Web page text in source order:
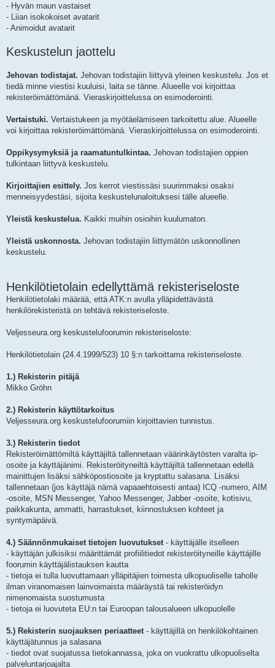
- Hyvän maun vastaiset
- Liian isokokoiset avatarit
- Animoidut avatarit
Keskustelun jaottelu
Jehovan todistajat. Jehovan todistajiin liittyvä yleinen keskustelu. Jos et
tiedä minne viestisi kuuluisi, laita se tänne. Alueelle voi kirjoittaa
rekisteröimättömänä. Vieraskirjoittelussa on esimoderointi.
Vertaistuki. Vertaistukeen ja myötäelämiseen tarkoitettu alue. Alueelle
voi kirjoittaa rekisteröimättömänä. Vieraskirjoittelussa on esimoderointi.
Oppikysymyksiä ja raamatuntulkintaa. Jehovan todistajien oppien
tulkintaan liittyvä keskustelu.
Kirjoittajien esittely. Jos kerrot viestissäsi suurimmaksi osaksi
menneisyydestäsi, sijoita keskustelunaloituksesi tälle alueelle.
Yleistä keskustelua. Kaikki muihin osioihin kuulumaton.
Yleistä uskonnosta. Jehovan todistajiin liittymätön uskonnollinen
keskustelu.
Henkilötietolain edellyttämä rekisteriseloste
Henkilötietolaki määrää, että ATK:n avulla ylläpidettävästä
henkilörekisteristä on tehtävä rekisteriseloste.
Veljesseura.org keskustelufoorumin rekisteriseloste:
Henkilötietolain (24.4.1999/523) 10 §:n tarkoittama rekisteriseloste.
1.) Rekisterin pitäjä
Mikko Gröhn
2.) Rekisterin käyttötarkoitus
Veljesseura.org keskustelufoorumiin kirjoittavien tunnistus.
3.) Rekisterin tiedot
Rekisteröimättömiltä käyttäjiltä tallennetaan väärinkäytösten varalta ip-
osoite ja käyttäjänimi. Rekisteröityneiltä käyttäjiltä tallennetaan edellä
mainittujen lisäksi sähköpostiosoite ja kryptattu salasana. Lisäksi
tallennetaan (jos käyttäjä nämä vapaaehtoisesti antaa) ICQ -numero, AIM
-osoite, MSN Messenger, Yahoo Messenger, Jabber -osoite, kotisivu,
paikkakunta, ammatti, harrastukset, kiinnostuksen kohteet ja
syntymäpäivä.
4.) Säännönmukaiset tietojen luovutukset - käyttäjälle itselleen
- käyttäjän julkisiksi määrittämät profiilitiedot rekisteröityneille käyttäjille
foorumin käyttäjälistauksen kautta
- tietoja ei tulla luovuttamaan ylläpitäjien toimesta ulkopuoliselle taholle
ilman viranomaisen lainvoimaista määräystä tai rekisteröidyn
nimenomaista suostumusta
- tietoja ei luovuteta EU:n tai Euroopan talousalueen ulkopuolelle
5.) Rekisterin suojauksen periaatteet - käyttäjillä on henkilökohtainen
käyttäjätunnus ja salasana
- tiedot ovat suojatussa tietokannassa, joka on vuokrattu ulkopuoliselta
palveluntarjoajalta